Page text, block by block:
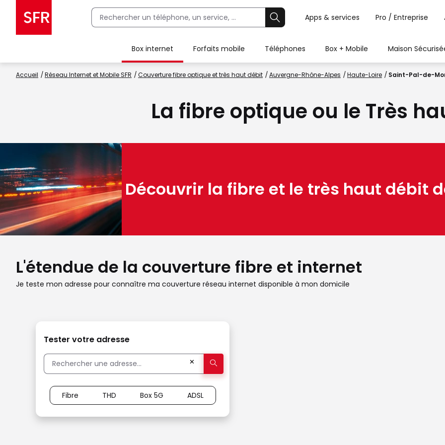
Apps & services Pro / Entreprise
Box internet Forfaits mobile Téléphones Box + Mobile Maison
Accueil Réseau Internet et Mobile SFR Couverture fibre optique et très haut débit Auvergne-Rhône-Alpes Haute-Loire Saint-Pal-de-
La fibre optique ou le Très
Découvrir la fibre et le très haut débit
L'étendue de la couverture fibre et internet
Je teste mon adresse pour connaître ma couverture réseau internet disponible à mon domicile
Tester votre adresse
✕
Fibre THD Box 5G ADSL